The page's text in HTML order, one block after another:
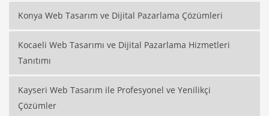
Konya Web Tasarım ve Dijital Pazarlama Çözümleri
Kocaeli Web Tasarımı ve Dijital Pazarlama Hizmetleri
Tanıtımı
Kayseri Web Tasarım ile Profesyonel ve Yenilikçi
Çözümler